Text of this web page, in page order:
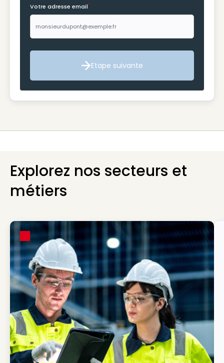
Votre adresse email*
Etape suivante
Etape suivante
Explorez nos secteurs et
métiers